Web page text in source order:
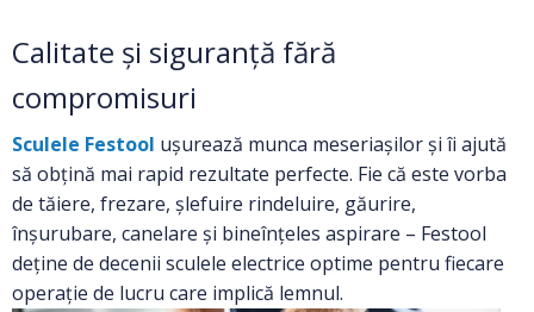
Calitate și siguranță fără
compromisuri
Sculele Festool ușurează munca meseriașilor și îi ajută
să obțină mai rapid rezultate perfecte. Fie că este vorba
de tăiere, frezare, şlefuire rindeluire, găurire,
înșurubare, canelare şi bineînţeles aspirare – Festool
deţine de decenii sculele electrice optime pentru fiecare
operație de lucru care implică lemnul.